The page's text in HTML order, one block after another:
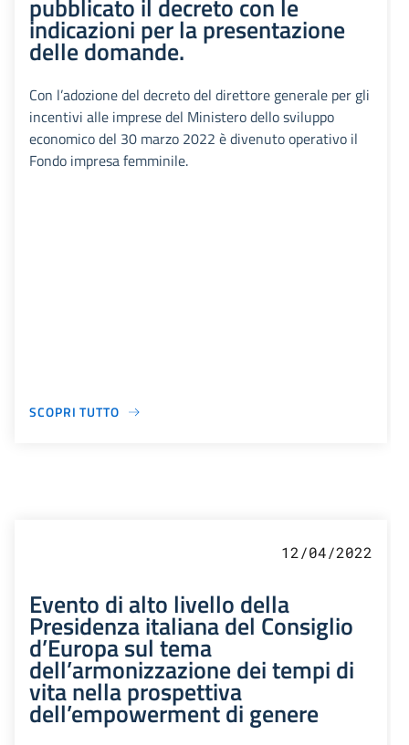
pubblicato il decreto con le
indicazioni per la presentazione
delle domande.
Con l’adozione del decreto del direttore generale per gli
incentivi alle imprese del Ministero dello sviluppo
economico del 30 marzo 2022 è divenuto operativo il
Fondo impresa femminile.
SCOPRI TUTTO
12/04/2022
Evento di alto livello della
Presidenza italiana del Consiglio
d’Europa sul tema
dell’armonizzazione dei tempi di
vita nella prospettiva
dell’empowerment di genere